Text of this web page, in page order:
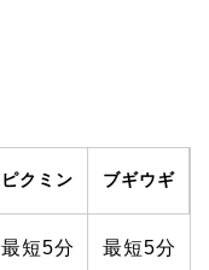
ピクミン ブギウギ
最短5分 最短5分